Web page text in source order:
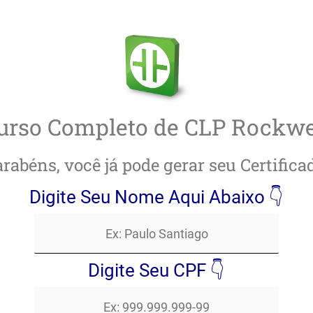
Ir
para
o
conteúdo
Completo de CLP
você já pode gerar seu
Digite Seu Nome Aqui Abaixo 👇
Digite Seu CPF 👇